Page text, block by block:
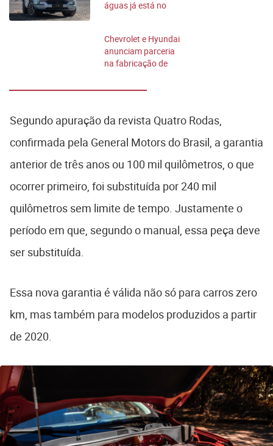
águas já está no
Chevrolet e Hyundai
anunciam parceria
na fabricação de
Segundo apuração da revista Quatro Rodas,
confirmada pela General Motors do Brasil, a garantia
anterior de três anos ou 100 mil quilômetros, o que
ocorrer primeiro, foi substituída por 240 mil
quilômetros sem limite de tempo. Justamente o
período em que, segundo o manual, essa peça deve
ser substituída.
Essa nova garantia é válida não só para carros zero
km, mas também para modelos produzidos a partir
de 2020.